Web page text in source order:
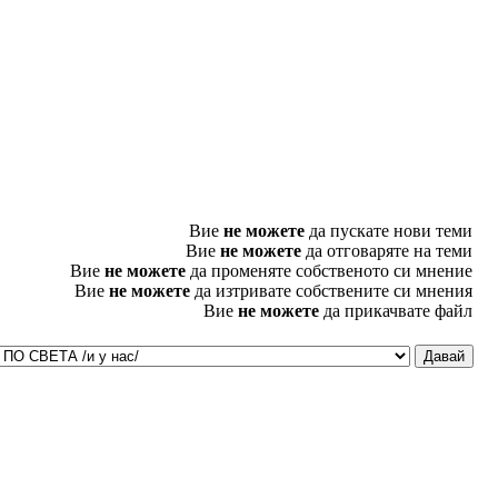
Вие не можете да пускате нови теми
Вие не можете да отговаряте на теми
Вие не можете да променяте собственото си мнение
Вие не можете да изтривате собствените си мнения
Вие не можете да прикачвате файл